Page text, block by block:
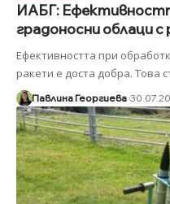
ИАБГ:
градоносни облаци
Ефективността при
ракети е доста добра. Това
Павлина Георгиева